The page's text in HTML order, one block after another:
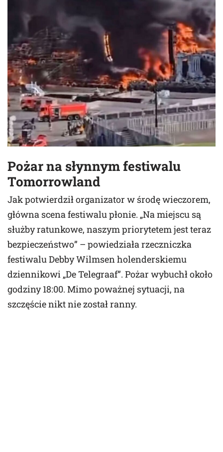
Pożar na słynnym festiwalu
Tomorrowland
Jak potwierdził organizator w środę wieczorem,
główna scena festiwalu płonie. „Na miejscu są
służby ratunkowe, naszym priorytetem jest teraz
bezpieczeństwo” – powiedziała rzeczniczka
festiwalu Debby Wilmsen holenderskiemu
dziennikowi „De Telegraaf”. Pożar wybuchł około
godziny 18:00. Mimo poważnej sytuacji, na
szczęście nikt nie został ranny.